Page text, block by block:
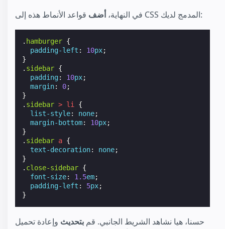
في النهاية،أضف قواعد الأنماط هذه إلى CSS المدمج لديك:
. hamburger {
padding-left : 10px;
}
. sidebar {
padding: 10px;
margin: 0;
}
. sidebar > li {
list-style: none;
margin-bottom: 10px;
}
. sidebar a {
text-decoration: none;
}
. close-sidebar {
font-size: 1.5em;
padding-left : 5px;
}
حسنا، هيا نشاهد الشريط الجانبي. قم بتحديث وإعادة تحميل